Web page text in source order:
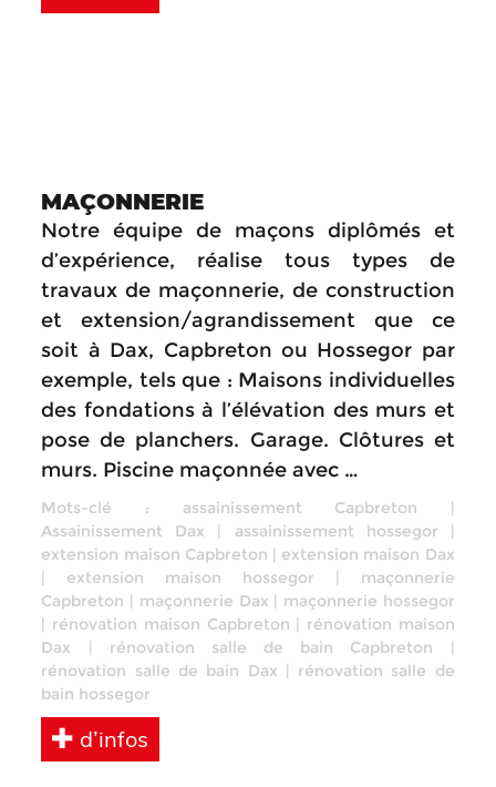
MAÇONNERIE
Notre équipe de maçons diplômés et
d’expérience, réalise tous types de
travaux de maçonnerie, de construction
et extension/agrandissement que ce
soit à Dax, Capbreton ou Hossegor par
exemple, tels que : Maisons individuelles
des fondations à l’élévation des murs et
pose de planchers. Garage. Clôtures et
murs. Piscine maçonnée avec …
Mots-clé : assainissement Capbreton
Assainissement Dax
assainissement hossegor
extension maison Capbreton
extension maison Dax
extension maison hossegor
maçonnerie
Capbreton
maçonnerie Dax
maçonnerie hossegor
rénovation maison Capbreton
rénovation maison
Dax
rénovation salle de bain Capbreton
rénovation salle de bain Dax
rénovation salle de
bain hossegor
d’infos